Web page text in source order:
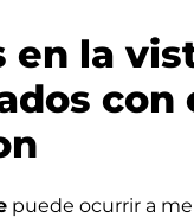
en la
con
puede ocurrir a